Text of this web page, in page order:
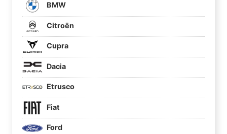
BMW
Citroën
Cupra
Dacia
Etrusco
Fiat
Ford